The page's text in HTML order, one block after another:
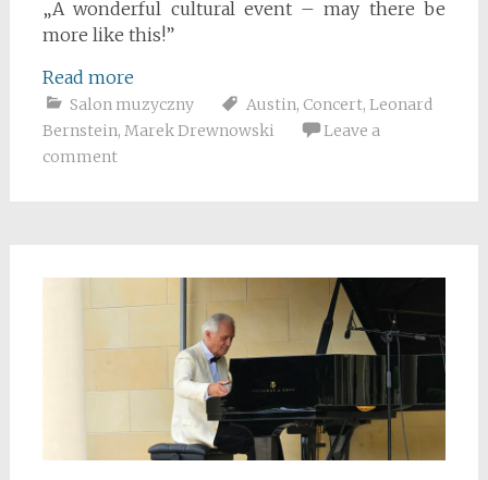
„A wonderful cultural event – may there be
more like this!”
Read more
Salon muzyczny Austin, Concert, Leonard
Bernstein, Marek Drewnowski
Leave a
comment